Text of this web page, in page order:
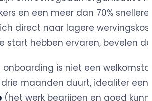
en een meer dan 70%
direct naar lagere
start hebben ervaren, bevelen
onboarding is niet een
maanden duurt, idealiter
(het werk begrijpen en goed